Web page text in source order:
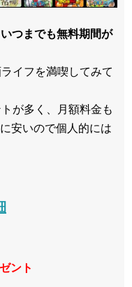
いつまでも無料期間が
イフを満喫してみて
が多く、月額料金も
安いので個人的には
ント